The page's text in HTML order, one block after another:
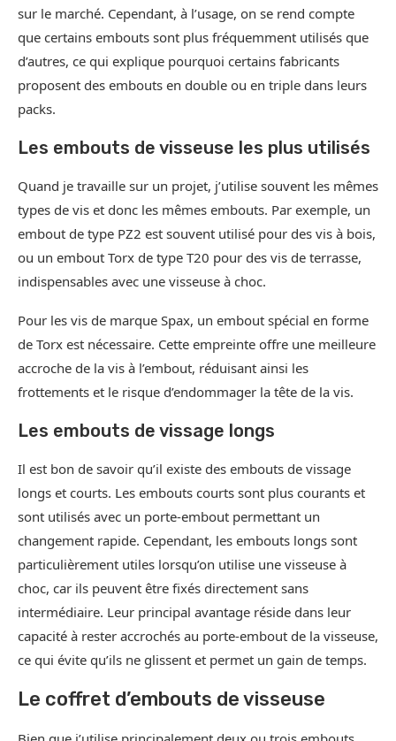
sur le marché. Cependant, à l’usage, on se rend compte
que certains embouts sont plus fréquemment utilisés que
d’autres, ce qui explique pourquoi certains fabricants
proposent des embouts en double ou en triple dans leurs
packs.
Les embouts de visseuse les plus utilisés
Quand je travaille sur un projet, j’utilise souvent les mêmes
types de vis et donc les mêmes embouts. Par exemple, un
embout de type PZ2 est souvent utilisé pour des vis à bois,
ou un embout Torx de type T20 pour des vis de terrasse,
indispensables avec une visseuse à choc.
Pour les vis de marque Spax, un embout spécial en forme
de Torx est nécessaire. Cette empreinte offre une meilleure
accroche de la vis à l’embout, réduisant ainsi les
frottements et le risque d’endommager la tête de la vis.
Les embouts de vissage longs
Il est bon de savoir qu’il existe des embouts de vissage
longs et courts. Les embouts courts sont plus courants et
sont utilisés avec un porte-embout permettant un
changement rapide. Cependant, les embouts longs sont
particulièrement utiles lorsqu’on utilise une visseuse à
choc, car ils peuvent être fixés directement sans
intermédiaire. Leur principal avantage réside dans leur
capacité à rester accrochés au porte-embout de la visseuse,
ce qui évite qu’ils ne glissent et permet un gain de temps.
Le coffret d’embouts de visseuse